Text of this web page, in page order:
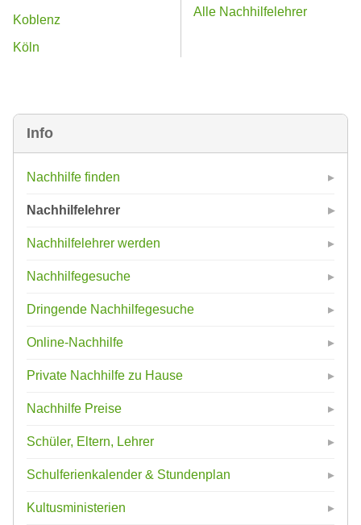
Info
Nachhilfe finden
Nachhilfelehrer
Nachhilfelehrer werden
Nachhilfegesuche
Dringende Nachhilfegesuche
Online-Nachhilfe
Private Nachhilfe zu Hause
Nachhilfe Preise
Schüler, Eltern, Lehrer
Schulferienkalender & Stundenplan
Kultusministerien
Koblenz
Köln
Alle Nachhilfelehrer